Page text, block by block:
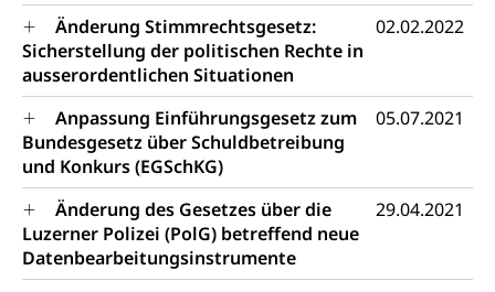
Änderung Stimmrechtsgesetz:
Sicherstellung der politischen Rechte in
ausserordentlichen Situationen
02.02.2022
Anpassung Einführungsgesetz zum
Bundesgesetz über Schuldbetreibung
und Konkurs (EGSchKG)
05.07.2021
Änderung des Gesetzes über die
Luzerner Polizei (PolG) betreffend neue
Datenbearbeitungsinstrumente
29.04.2021
Umgang mit Beschwerden (Volksschulen)
Beschwerde Strassenverkehrsamt
Beschwerdestelle Spitäler
Schlichtungsstelle SEG
Rassismus
Diskriminierung, Fremdenfeindlichkeit,
Gleichberechtigung
Anlaufstelle Schutz vor Diskriminierung
(fabia)
Schutz vor Diskriminierung
Strafregister und Strafverfahren
Strafrecht, Strafrechtspflege, Gerichtsverfahren,
Strafregistereintrag, Strafregisterauszug,
Kriminalität
Strafverfahren Staatsanwaltschaft
Strafregisterauszug bestellen (EJPD)
Vormundschaft
Vormund, Amtsvormund, Mündel,